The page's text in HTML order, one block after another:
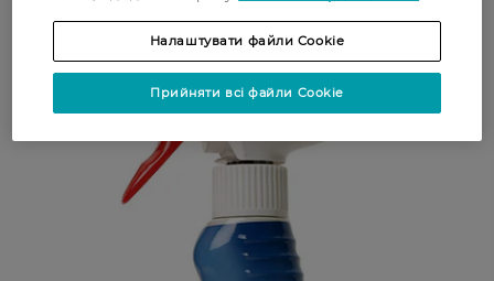
Налаштувати файли Cookie
Прийняти всі файли Cookie